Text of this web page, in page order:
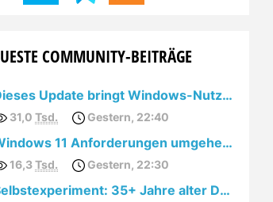
COMMUNITY-BEITRÄGE
Dieses Update bringt Windows-Nutzern den totalen Cloudzwang
31,0 Tsd. Gestern, 22:40
Windows 11 Anforderungen umgehen: YouTube löscht Videos
16,3Tsd. Gestern, 22:30
Selbstexperiment: 35+ Jahre alter Drucker unter Windows 10